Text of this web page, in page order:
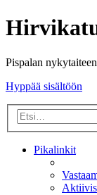
Pispalan
Hyppää sisältöön
Pikalinkit